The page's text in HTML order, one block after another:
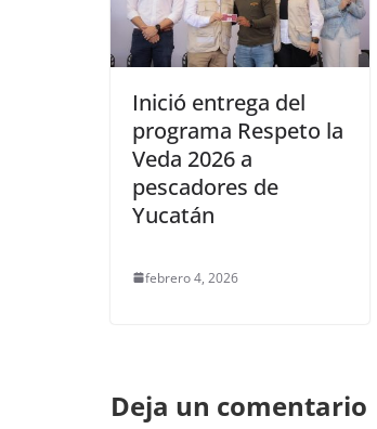
Inició entrega del
programa Respeto la
Veda 2026 a
pescadores de
Yucatán
febrero 4, 2026
Deja un comentario